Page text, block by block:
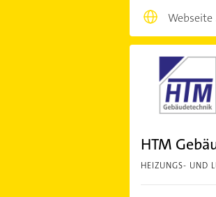
Webseite
HTM
HEIZUNGS- UND